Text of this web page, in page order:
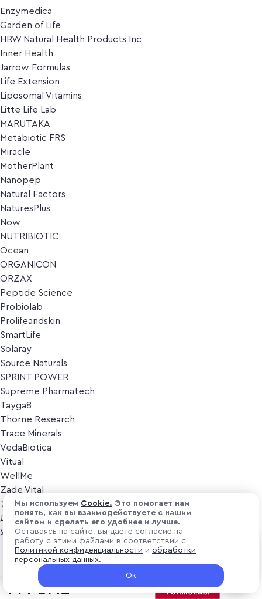
Enzymedica
Garden of Life
HRW Natural Health Products Inc
Inner Health
Jarrow Formulas
Life Extension
Liposomal Vitamins
Litte Life Lab
MARUTAKA
Metabiotic FRS
Miracle
MotherPlant
Nanopep
Natural Factors
NaturesPlus
Now
NUTRIBIOTIC
Ocean
ORGANICON
ORZAX
Peptide Science
Probiolab
Prolifeandskin
SmartLife
Solaray
Source Naturals
SPRINT POWER
Supreme Pharmatech
Tayga8
Thorne Research
Trace Minerals
VedaBiotica
Vitual
WellMe
Zade Vital
Косметика
Дезодоранты
Уход за лицом
Уход за телом
Популярные бренды
₽ 4 300
+ 129 ₽ витуальками
В корзину
Мы используем Cоokіе. Это помогает нам
понять, как вы взаимодействуете с нашим
сайтом и сделать его удобнее и лучше.
Оставаясь на сайте, вы даете согласие на
работу с этими файлами в соответствии с
Политикой конфиденциальности и обработки
персональных данных.
Ок